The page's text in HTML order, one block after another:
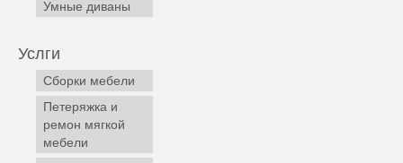
Умные диваны
Услги
Сборки мебели
Петеряжка и
ремон мягкой
мебели